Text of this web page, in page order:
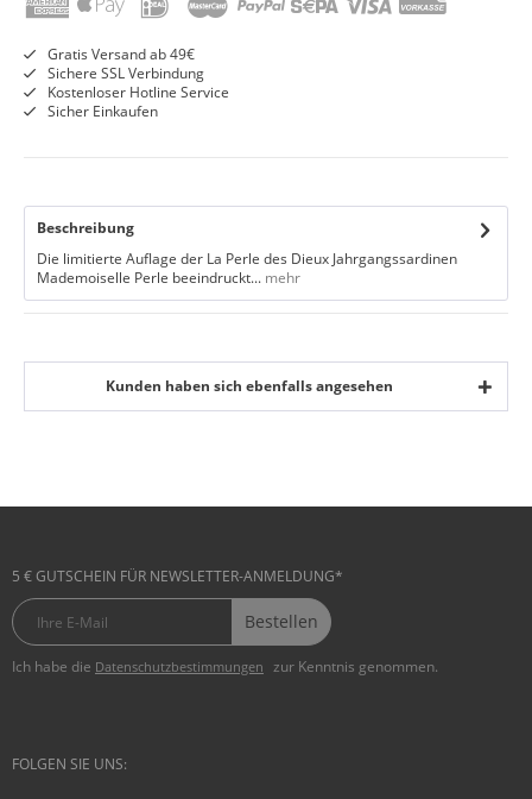
Gratis Versand ab 49€
Sichere SSL Verbindung
Kostenloser Hotline Service
Sicher Einkaufen
Beschreibung
Die limitierte Auflage der La Perle des Dieux Jahrgangssardinen
Mademoiselle Perle beeindruckt... mehr
Kunden haben sich ebenfalls angesehen
5 € GUTSCHEIN FÜR NEWSLETTER-ANMELDUNG*
Bestellen
Ich habe die Datenschutzbestimmungen zur Kenntnis genommen.
FOLGEN SIE UNS: